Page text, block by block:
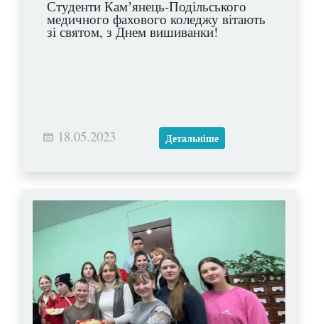
Студенти Камʼянець-Подільського
медичного фахового коледжу вітають
зі святом, з Днем вишиванки!
18.05.2023 Детальніше